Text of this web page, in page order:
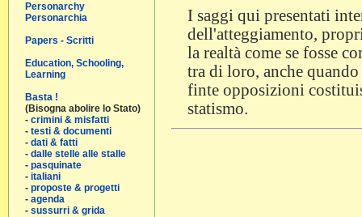
Personarchy
Personarchia
Papers - Scritti
Education, Schooling,
Learning
Basta !
(Bisogna abolire lo Stato)
- crimini & misfatti
- testi & documenti
- dati & fatti
- dalle stelle alle stalle
- pasquinate
- italiani
- proposte & progetti
- agenda
- sussurri & grida
I saggi qui presentati
dell'atteggiamento,
la realtà come se fosse
tra di loro, anche
finte opposizioni
statismo.